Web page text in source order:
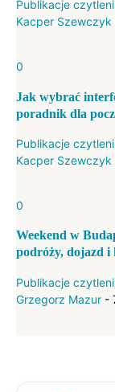
Publikacje
Kacper Szewczyk
0
Jak wybrać
poradnik dla
Publikacje
Kacper Szewczyk
0
Weekend w
podróży, dojazd i
Publikacje
Grzegorz Mazur -